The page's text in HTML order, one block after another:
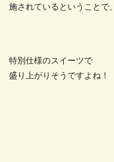
施されているということで、
特別仕様のスイーツで
盛り上がりそうですよね！